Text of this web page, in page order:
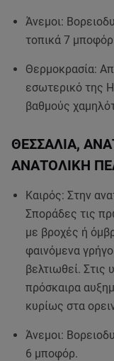
Άνεμοι:
τοπικά 7
Θερμοκρασία:
εσωτερικό της
βαθμούς
ΘΕΣΣΑΛΙΑ,
ΑΝΑΤΟΛΙΚΗ
Καιρός: Στην
Σποράδες τις
με βροχές ή
φαινόμενα
βελτιωθεί. Στις
πρόσκαιρα
κυρίως στα
Άνεμοι:
6 μποφόρ.